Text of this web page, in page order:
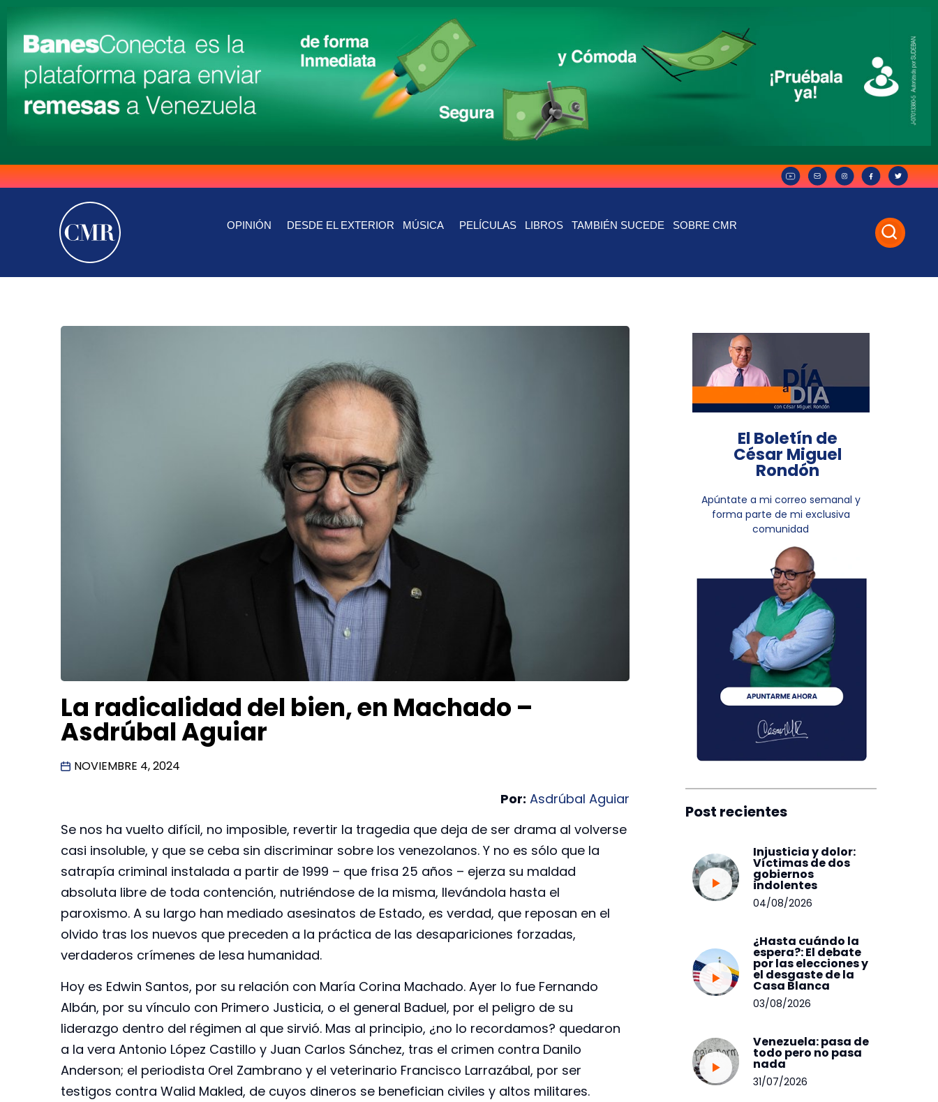
OPINIÓN DESDE EL EXTERIOR MÚSICA PELÍCULAS LIBROS TAMBIÉN SUCEDE SOBRE CMR
La radicalidad del bien, en Machado –
Asdrúbal Aguiar
NOVIEMBRE 4, 2024
Por: Asdrúbal Aguiar
Se nos ha vuelto difícil, no imposible, revertir la tragedia que deja de ser drama al volverse
casi insoluble, y que se ceba sin discriminar sobre los venezolanos. Y no es sólo que la
satrapía criminal instalada a partir de 1999 – que frisa 25 años – ejerza su maldad
absoluta libre de toda contención, nutriéndose de la misma, llevándola hasta el
paroxismo. A su largo han mediado asesinatos de Estado, es verdad, que reposan en el
olvido tras los nuevos que preceden a la práctica de las desapariciones forzadas,
verdaderos crímenes de lesa humanidad.
Hoy es Edwin Santos, por su relación con María Corina Machado. Ayer lo fue Fernando
Albán, por su vínculo con Primero Justicia, o el general Baduel, por el peligro de su
liderazgo dentro del régimen al que sirvió. Mas al principio, ¿no lo recordamos? quedaron
a la vera Antonio López Castillo y Juan Carlos Sánchez, tras el crimen contra Danilo
Anderson; el periodista Orel Zambrano y el veterinario Francisco Larrazábal, por ser
testigos contra Walid Makled, de cuyos dineros se benefician civiles y altos militares.
El Boletín de
César Miguel
Rondón
Apúntate a mi correo semanal y
forma parte de mi exclusiva
comunidad
Post recientes
Injusticia y dolor:
Víctimas de dos
gobiernos
indolentes
04/08/2026
¿Hasta cuándo la
espera?: El debate
por las elecciones y
el desgaste de la
Casa Blanca
03/08/2026
Venezuela: pasa de
todo pero no pasa
nada
31/07/2026